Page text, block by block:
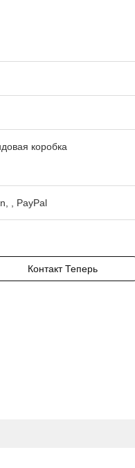
коробка
, PayPal
Контакт Теперь